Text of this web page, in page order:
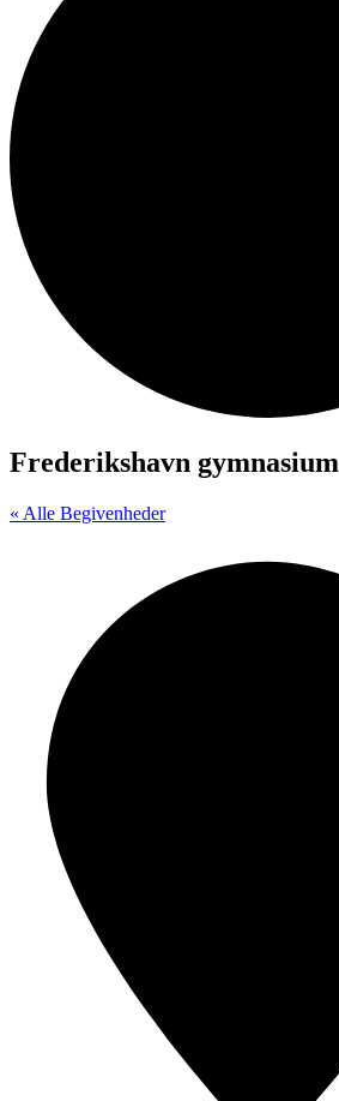
Frederikshavn gymnasium
« Alle Begivenheder